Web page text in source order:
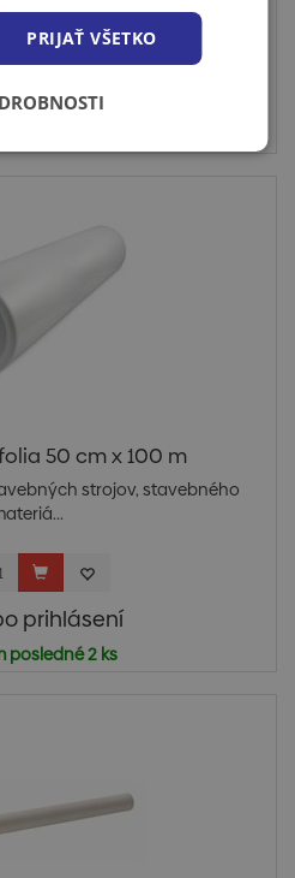
prihlásení
50 cm x 100 m
strojov, stavebného
prihlásení
posledné 2 ks
PRIJAŤ VŠETKO